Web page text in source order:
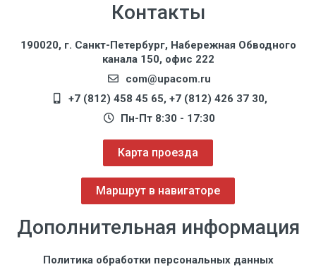
3
Контакты
190020, г. Санкт-Петербург, Набережная Обводного
канала 150, офис 222
com@upacom.ru
+7 (812) 458 45 65, +7 (812) 426 37 30,
Пн-Пт 8:30 - 17:30
Карта проезда
Маршрут в навигаторе
Дополнительная информация
Политика обработки персональных данных